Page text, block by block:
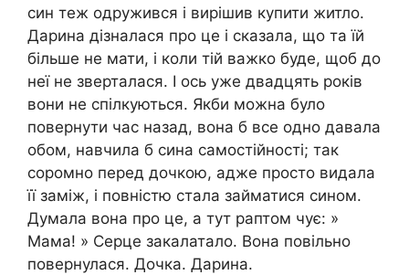
син теж одружився і вирішив купити житло.
Дарина дізналася про це і сказала, що та їй
більше не мати, і коли тій важко буде, щоб до
неї не зверталася. І ось уже двадцять років
вони не спілкуються. Якби можна було
повернути час назад, вона б все одно давала
обом, навчила б сина самостійності; так
соромно перед дочкою, адже просто видала
її заміж, і повністю стала займатися сином.
Думала вона про це, а тут раптом чує: »
Мама! » Серце закалатало. Вона повільно
повернулася. Дочка. Дарина.